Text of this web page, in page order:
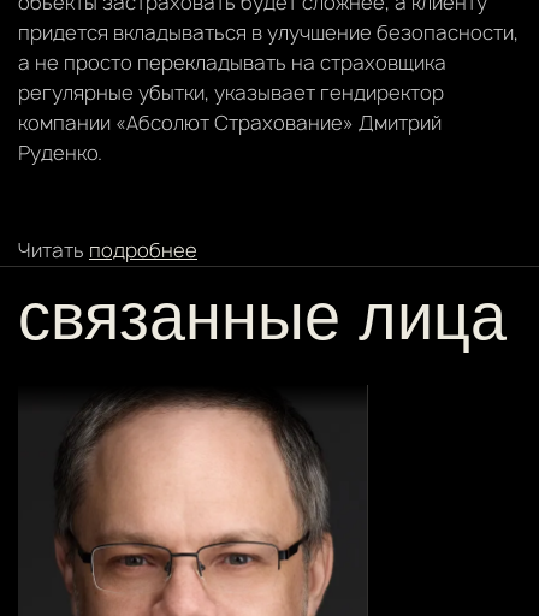
придется вкладываться в улучшение безопасности,
а не просто перекладывать на страховщика
регулярные убытки, указывает гендиректор
компании «Абсолют Страхование» Дмитрий
Руденко.
Читать подробнее
связанные лица